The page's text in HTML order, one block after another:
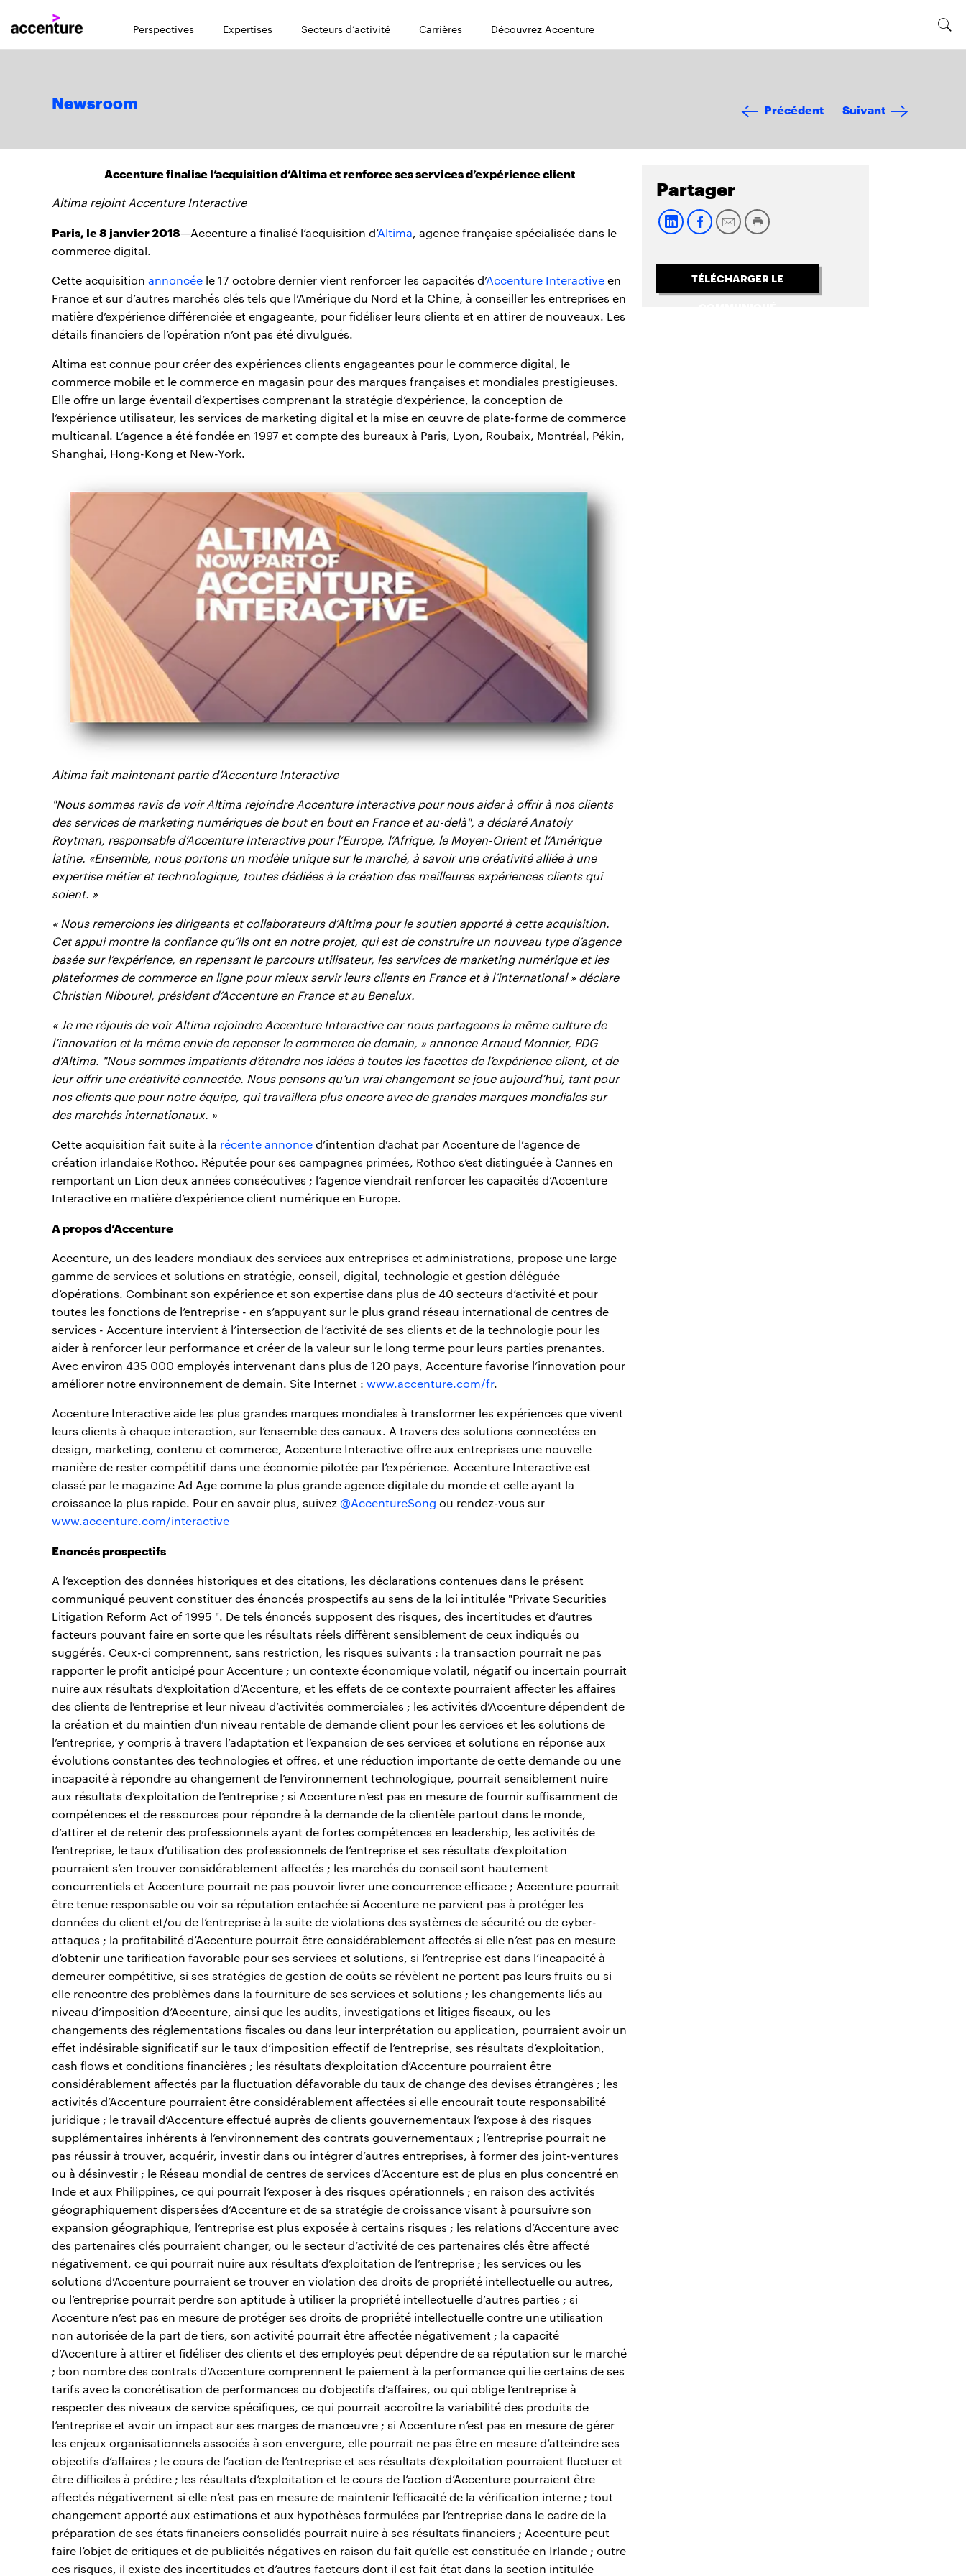
Perspectives Expertises Secteurs d’activité Carrières Découvrez Accenture
Newsroom Précédent Suivant
Accenture finalise l’acquisition d’Altima et renforce ses services d’expérience client
Altima rejoint Accenture Interactive
Paris, le 8 janvier 2018—Accenture a finalisé l’acquisition d’Altima, agence française spécialisée dans le
commerce digital.
Cette acquisition annoncée le 17 octobre dernier vient renforcer les capacités d’Accenture Interactiveen
France et sur d’autres marchés clés tels que l’Amérique du Nord et la Chine, à conseiller les entreprises en
matière d’expérience différenciée et engageante, pour fidéliser leurs clients et en attirer de nouveaux. Les
détails financiers de l’opération n’ont pas été divulgués.
Altima est connue pour créer des expériences clients engageantes pour le commerce digital, le
commerce mobile et le commerce en magasin pour des marques françaises et mondiales prestigieuses.
Elle offre un large éventail d’expertises comprenant la stratégie d’expérience, la conception de
l’expérience utilisateur, les services de marketing digital et la mise en œuvre de plate-forme de commerce
multicanal. L’agence a été fondée en 1997 et compte des bureaux à Paris, Lyon, Roubaix, Montréal, Pékin,
Shanghai, Hong-Kong et New-York.
Altima fait maintenant partie d’Accenture Interactive
"Nous sommes ravis de voir Altima rejoindre Accenture Interactive pour nous aider à offrir à nos clients
des services de marketing numériques de bout en bout en France et au-delà", a déclaré Anatoly
Roytman, responsable d’Accenture Interactive pour l’Europe, l’Afrique, le Moyen-Orient et l’Amérique
latine. «Ensemble, nous portons un modèle unique sur le marché, à savoir une créativité alliée à une
expertise métier et technologique, toutes dédiées à la création des meilleures expériences clients qui
soient. »
« Nous remercions les dirigeants et collaborateurs d’Altima pour le soutien apporté à cette acquisition.
Cet appui montre la confiance qu’ils ont en notre projet, qui est de construire un nouveau type d’agence
basée sur l’expérience, en repensant le parcours utilisateur, les services de marketing numérique et les
plateformes de commerce en ligne pour mieux servir leurs clients en France et à l’international » déclare
Christian Nibourel, président d’Accenture en France et au Benelux.
« Je me réjouis de voir Altima rejoindre Accenture Interactive car nous partageons la même culture de
l’innovation et la même envie de repenser le commerce de demain, » annonce Arnaud Monnier, PDG
d’Altima. "Nous sommes impatients d’étendre nos idées à toutes les facettes de l’expérience client, et de
leur offrir une créativité connectée. Nous pensons qu’un vrai changement se joue aujourd’hui, tant pour
nos clients que pour notre équipe, qui travaillera plus encore avec de grandes marques mondiales sur
des marchés internationaux. »
Cette acquisition fait suite à la récente annonced’intention d’achat par Accenture de l’agence de
création irlandaise Rothco. Réputée pour ses campagnes primées, Rothco s’est distinguée à Cannes en
remportant un Lion deux années consécutives ; l’agence viendrait renforcer les capacités d’Accenture
Interactive en matière d’expérience client numérique en Europe.
A propos d’Accenture
Accenture, un des leaders mondiaux des services aux entreprises et administrations, propose une large
gamme de services et solutions en stratégie, conseil, digital, technologie et gestion déléguée
d’opérations. Combinant son expérience et son expertise dans plus de 40 secteurs d’activité et pour
toutes les fonctions de l’entreprise - en s’appuyant sur le plus grand réseau international de centres de
services - Accenture intervient à l’intersection de l’activité de ses clients et de la technologie pour les
aider à renforcer leur performance et créer de la valeur sur le long terme pour leurs parties prenantes.
Avec environ 435 000 employés intervenant dans plus de 120 pays, Accenture favorise l’innovation pour
améliorer notre environnement de demain. Site Internet : www.accenture.com/fr.
Accenture Interactive aide les plus grandes marques mondiales à transformer les expériences que vivent
leurs clients à chaque interaction, sur l’ensemble des canaux. A travers des solutions connectées en
design, marketing, contenu et commerce, Accenture Interactive offre aux entreprises une nouvelle
manière de rester compétitif dans une économie pilotée par l’expérience. Accenture Interactive est
classé par le magazine Ad Age comme la plus grande agence digitale du monde et celle ayant la
croissance la plus rapide. Pour en savoir plus, suivez@AccentureSong ou rendez-vous sur
www.accenture.com/interactive
Enoncés prospectifs
A l’exception des données historiques et des citations, les déclarations contenues dans le présent
communiqué peuvent constituer des énoncés prospectifs au sens de la loi intitulée "Private Securities
Litigation Reform Act of 1995 ". De tels énoncés supposent des risques, des incertitudes et d’autres
facteurs pouvant faire en sorte que les résultats réels diffèrent sensiblement de ceux indiqués ou
suggérés. Ceux-ci comprennent, sans restriction, les risques suivants : la transaction pourrait ne pas
rapporter le profit anticipé pour Accenture ; un contexte économique volatil, négatif ou incertain pourrait
nuire aux résultats d’exploitation d’Accenture, et les effets de ce contexte pourraient affecter les affaires
des clients de l’entreprise et leur niveau d’activités commerciales ; les activités d’Accenture dépendent de
la création et du maintien d’un niveau rentable de demande client pour les services et les solutions de
l’entreprise, y compris à travers l’adaptation et l’expansion de ses services et solutions en réponse aux
évolutions constantes des technologies et offres, et une réduction importante de cette demande ou une
incapacité à répondre au changement de l’environnement technologique, pourrait sensiblement nuire
aux résultats d’exploitation de l’entreprise ; si Accenture n’est pas en mesure de fournir suffisamment de
compétences et de ressources pour répondre à la demande de la clientèle partout dans le monde,
d’attirer et de retenir des professionnels ayant de fortes compétences en leadership, les activités de
l’entreprise, le taux d’utilisation des professionnels de l’entreprise et ses résultats d’exploitation
pourraient s’en trouver considérablement affectés ; les marchés du conseil sont hautement
concurrentiels et Accenture pourrait ne pas pouvoir livrer une concurrence efficace ; Accenture pourrait
être tenue responsable ou voir sa réputation entachée si Accenture ne parvient pas à protéger les
données du client et/ou de l’entreprise à la suite de violations des systèmes de sécurité ou de cyber-
attaques ; la profitabilité d’Accenture pourrait être considérablement affectés si elle n’est pas en mesure
d’obtenir une tarification favorable pour ses services et solutions, si l’entreprise est dans l’incapacité à
demeurer compétitive, si ses stratégies de gestion de coûts se révèlent ne portent pas leurs fruits ou si
elle rencontre des problèmes dans la fourniture de ses services et solutions ; les changements liés au
niveau d’imposition d’Accenture, ainsi que les audits, investigations et litiges fiscaux, ou les
changements des réglementations fiscales ou dans leur interprétation ou application, pourraient avoir un
effet indésirable significatif sur le taux d’imposition effectif de l’entreprise, ses résultats d’exploitation,
cash flows et conditions financières ; les résultats d’exploitation d’Accenture pourraient être
considérablement affectés par la fluctuation défavorable du taux de change des devises étrangères ; les
activités d’Accenture pourraient être considérablement affectées si elle encourait toute responsabilité
juridique ; le travail d’Accenture effectué auprès de clients gouvernementaux l’expose à des risques
supplémentaires inhérents à l’environnement des contrats gouvernementaux ; l’entreprise pourrait ne
pas réussir à trouver, acquérir, investir dans ou intégrer d’autres entreprises, à former des joint-ventures
ou à désinvestir ; le Réseau mondial de centres de services d’Accenture est de plus en plus concentré en
Inde et aux Philippines, ce qui pourrait l’exposer à des risques opérationnels ; en raison des activités
géographiquement dispersées d’Accenture et de sa stratégie de croissance visant à poursuivre son
expansion géographique, l’entreprise est plus exposée à certains risques ; les relations d’Accenture avec
des partenaires clés pourraient changer, ou le secteur d’activité de ces partenaires clés être affecté
négativement, ce qui pourrait nuire aux résultats d’exploitation de l’entreprise ; les services ou les
solutions d’Accenture pourraient se trouver en violation des droits de propriété intellectuelle ou autres,
ou l’entreprise pourrait perdre son aptitude à utiliser la propriété intellectuelle d’autres parties ; si
Accenture n’est pas en mesure de protéger ses droits de propriété intellectuelle contre une utilisation
non autorisée de la part de tiers, son activité pourrait être affectée négativement ; la capacité
d’Accenture à attirer et fidéliser des clients et des employés peut dépendre de sa réputation sur le marché
; bon nombre des contrats d’Accenture comprennent le paiement à la performance qui lie certains de ses
tarifs avec la concrétisation de performances ou d’objectifs d’affaires, ou qui oblige l’entreprise à
respecter des niveaux de service spécifiques, ce qui pourrait accroître la variabilité des produits de
l’entreprise et avoir un impact sur ses marges de manœuvre ; si Accenture n’est pas en mesure de gérer
les enjeux organisationnels associés à son envergure, elle pourrait ne pas être en mesure d’atteindre ses
objectifs d’affaires ; le cours de l’action de l’entreprise et ses résultats d’exploitation pourraient fluctuer et
être difficiles à prédire ; les résultats d’exploitation et le cours de l’action d’Accenture pourraient être
affectés négativement si elle n’est pas en mesure de maintenir l’efficacité de la vérification interne ; tout
changement apporté aux estimations et aux hypothèses formulées par l’entreprise dans le cadre de la
préparation de ses états financiers consolidés pourrait nuire à ses résultats financiers ; Accenture peut
faire l’objet de critiques et de publicités négatives en raison du fait qu’elle est constituée en Irlande ; outre
ces risques, il existe des incertitudes et d’autres facteurs dont il est fait état dans la section intitulée
Partager
TÉLÉCHARGER LE